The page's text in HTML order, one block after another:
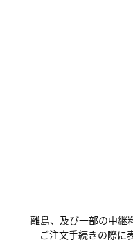
離島、及び一部の中継
ご注文手続きの際に